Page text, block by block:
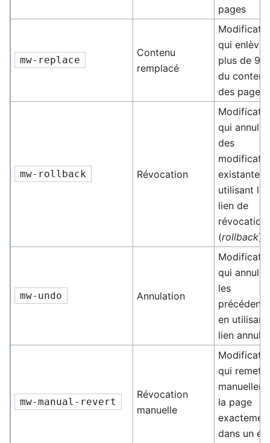
pages
mw-replace
Contenu
remplacé
qui
plus de 90
du contenu
des pages
mw-rollback Révocation
qui
des
existantes
utilisant le
lien de
révocation
(rollback)
mw-undo Annulation
qui
les
en utilisant
lien annuler
mw-manual-revert
Révocation
manuelle
qui
la page
dans un